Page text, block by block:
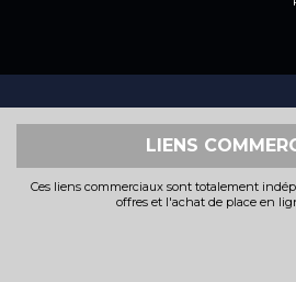
LIENS
Ces liens commerciaux sont totalement
offres et l'achat de place en